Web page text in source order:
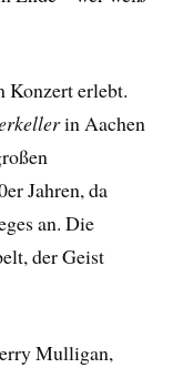
Konzert erlebt.
in Aachen
Jahren, da
an. Die
der Geist
Mulligan,